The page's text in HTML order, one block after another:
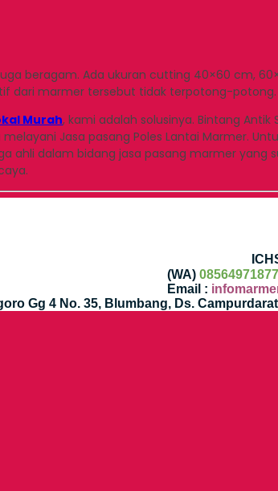
beragam. Ada ukuran cutting 40×60 cm,
dari marmer tersebut tidak terpotong-potong.
Murah, kami adalah solusinya. Bintang
Jasa pasang Poles Lantai Marmer.
ahli dalam bidang jasa pasang marmer
(WA)
Email :
Gg 4 No. 35, Blumbang, Ds.